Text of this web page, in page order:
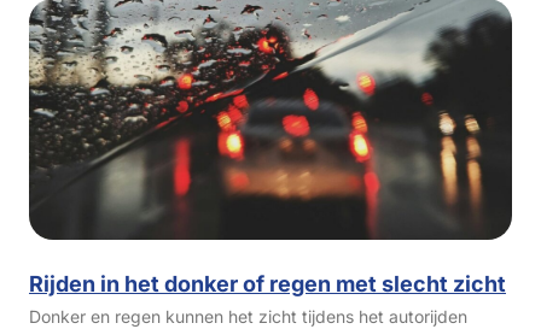
Rijden in het donker of regen met slecht zicht
Donker en regen kunnen het zicht tijdens het autorijden